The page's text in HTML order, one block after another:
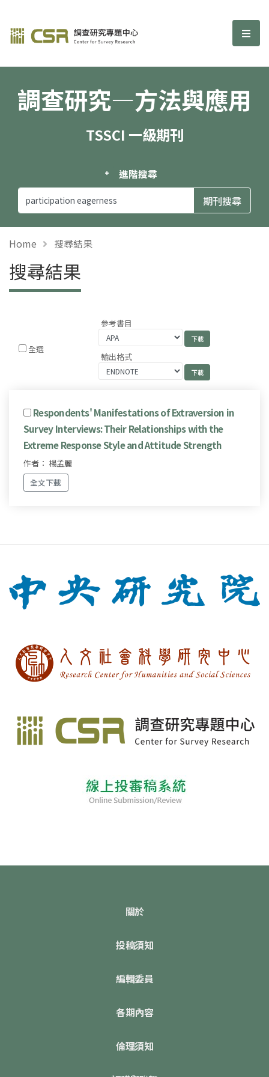
調查研究—方法與應用期刊 選
調查研究—方法與應用
TSSCI 一級期刊
進階搜尋
Home 搜尋結果
搜尋結果
全選
參考書目
輸出格式
Respondents' Manifestations of Extraversion in
Survey Interviews: Their Relationships with the
Extreme Response Style and Attitude Strength
作者： 楊孟麗
全文下載
關於
投稿須知
編輯委員
各期內容
倫理須知